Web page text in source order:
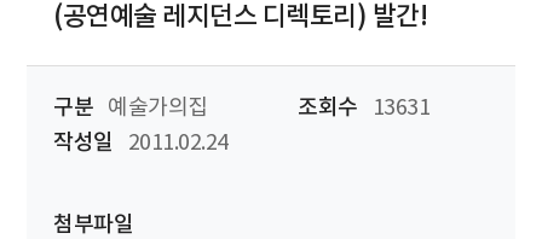
(공연예술 레지던스 디렉토리) 발간!
구분 예술가의집 조회수
13631
작성일
2011.02.24
첨부파일